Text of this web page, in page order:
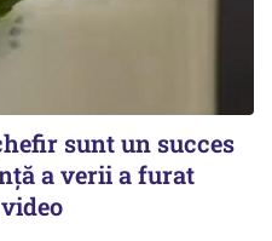
sunt un succes
a verii a furat